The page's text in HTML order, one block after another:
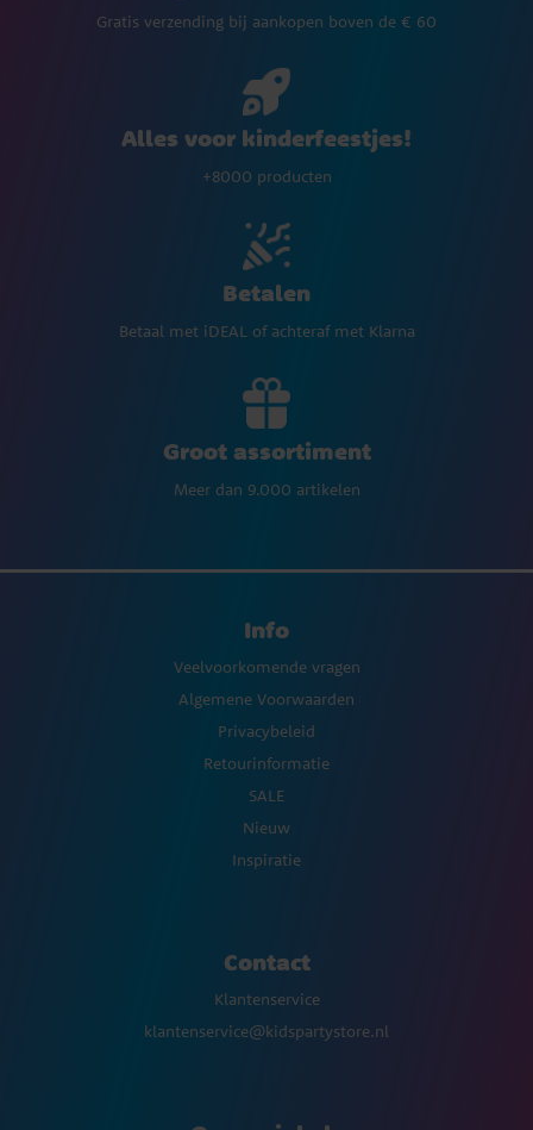
Gratis verzending bij aankopen boven de € 60
Alles voor kinderfeestjes!
+8000 producten
Betalen
Betaal met iDEAL of achteraf met Klarna
Groot assortiment
Meer dan 9.000 artikelen
Info
Veelvoorkomende vragen
Algemene Voorwaarden
Privacybeleid
Retourinformatie
SALE
Nieuw
Inspiratie
Contact
Klantenservice
klantenservice@kidspartystore.nl